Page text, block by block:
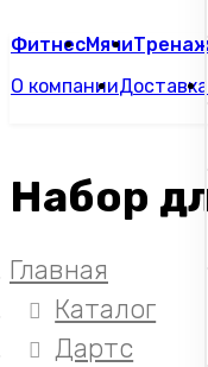
ФитнесМячи
О компанииДоставка
Набор
Главная
Каталог
Дартс